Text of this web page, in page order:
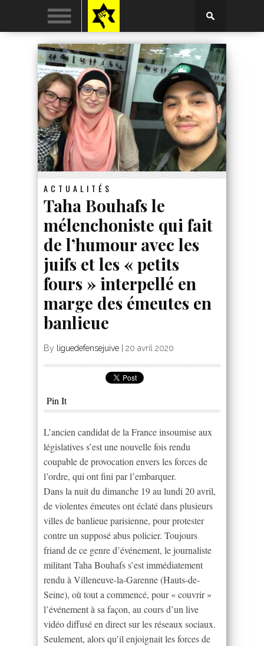
ACTUALITÉS
Taha Bouhafs le
mélenchoniste qui fait
de l’humour avec les
juifs et les « petits
fours » interpellé en
marge des émeutes en
banlieue
By liguedefensejuive 20 avril 2020
Pin It
L’ancien candidat de la France insoumise aux
législatives s’est une nouvelle fois rendu
coupable de provocation envers les forces de
l’ordre, qui ont fini par l’embarquer.
Dans la nuit du dimanche 19 au lundi 20 avril,
de violentes émeutes ont éclaté dans plusieurs
villes de banlieue parisienne, pour protester
contre un supposé abus policier. Toujours
friand de ce genre d’événement, le journaliste
militant Taha Bouhafs s’est immédiatement
rendu à Villeneuve-la-Garenne (Hauts-de-
Seine), où tout a commencé, pour « couvrir »
l’événement à sa façon, au cours d’un live
vidéo diffusé en direct sur les réseaux sociaux.
Seulement, alors qu’il enjoignait les forces de